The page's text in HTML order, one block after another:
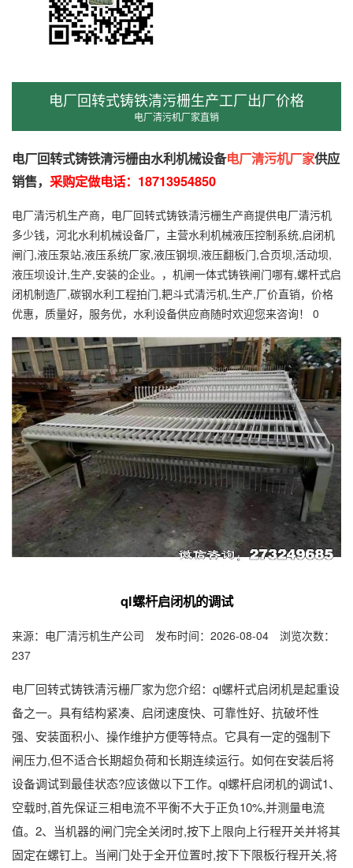
电厂回转式铸铁清污栅生产工厂出厂价格
电厂清污机厂家直销
电厂回转式铸铁清污栅由水利机械设备电厂清污机厂家供应
销售， 采购定做电话： 18713954850
电厂清污机生产商，电厂回转式铸铁清污栅生产商提供电厂清污机
多少钱，河北水利机械设备厂，主营水利机械液压控制系统,启闭机
闸门,液压泵站,液压系统厂家,液压钢坝,液压翻板门,合页坝,活动坝,
液压坝设计,生产,安装的企业。，机闸一体式铸铁闸门哪有,螺杆式启
闭机制造厂,碳钢水利工程拍门,耙斗式清污机,生产,厂价直销，价格
优惠，质量好，服务优，水利设备供应商随时欢迎您来咨询！ 0
ql螺杆启闭机的调试
来源：电厂清污机生产公司 发布时间：2026-08-04 浏览次数：
237
电厂回转式铸铁清污栅厂家为您介绍：ql螺杆式启闭机是起重设
备之一。具有结构紧凑、启闭速度快、可靠性好、抗破坏性
强、安装面积小、操作维护方便等特点。它具有一定的强制下
闸压力,但不适合长期超负荷和长期连续运行。如何在安装后将
设备调试到最佳状态?应该做以下工作。ql螺杆启闭机的调试1、
空载时,首先保证三相电流不平衡不大于正负10%,并测量电流
值。2、当机器的闸门完全关闭时,按下上限向上行程开关并将其
固定在螺钉上。当闸门处于全开位置时,按下下限板行程开关,将